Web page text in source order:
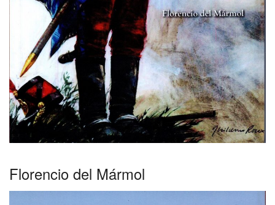
Florencio del Mármol